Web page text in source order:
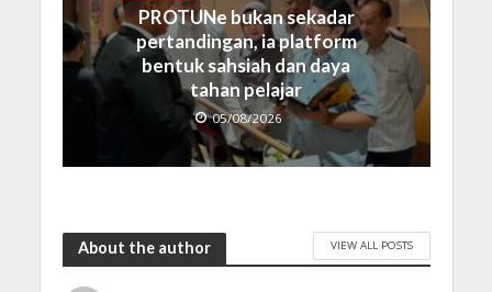
PROTUNe bukan sekadar
pertandingan, ia platform
bentuk sahsiah dan daya
tahan pelajar
05/08/2026
About the author VIEW ALL POSTS